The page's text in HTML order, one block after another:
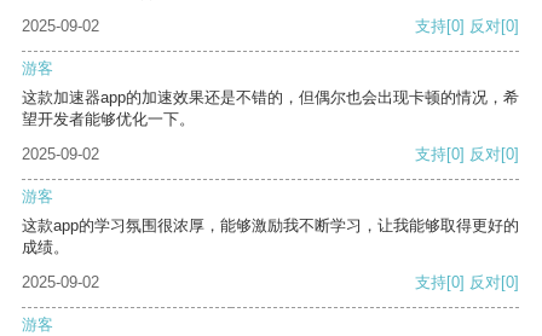
2025-09-02
支持[0] 反对[0]
游客
这款加速器app的加速效果还是不错的，但偶尔也会出现卡顿的情况，希
望开发者能够优化一下。
2025-09-02
支持[0] 反对[0]
游客
这款app的学习氛围很浓厚，能够激励我不断学习，让我能够取得更好的
成绩。
2025-09-02
支持[0] 反对[0]
游客